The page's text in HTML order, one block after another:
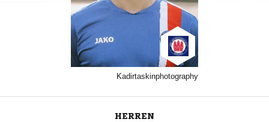
Kadirtaskinphotography
HERREN